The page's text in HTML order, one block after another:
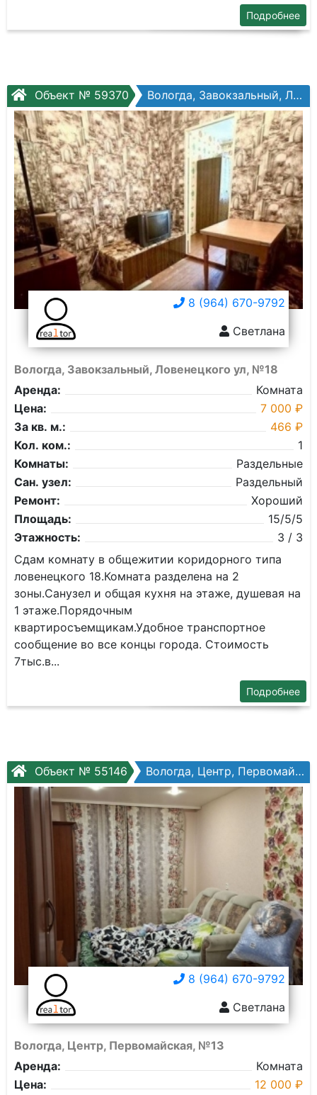
Подробнее
Объект № 59370 Вологда, Завокзальный, Ловенецкого ул, №18
8 (964) 670-9792
Светлана
Вологда, Завокзальный, Ловенецкого ул, №18
Аренда:
Комната
Цена:
7 000 ₽
За кв. м.:
466 ₽
Кол. ком.:
1
Комнаты:
Раздельные
Сан. узел:
Раздельный
Ремонт:
Хороший
Площадь:
15/5/5
Этажность:
3 / 3
Сдам комнату в общежитии коридорного типа
ловенецкого 18.Комната разделена на 2
зоны.Санузел и общая кухня на этаже, душевая на
1 этаже.Порядочным
квартиросъемщикам.Удобное транспортное
сообщение во все концы города. Стоимость
7тыс.в...
Подробнее
Объект № 55146 Вологда, Центр, Первомайская, №13
8 (964) 670-9792
Светлана
Вологда, Центр, Первомайская, №13
Аренда:
Комната
Цена:
12 000 ₽